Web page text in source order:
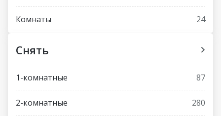
Комнаты 24
Снять
1-комнатные 87
2-комнатные 280